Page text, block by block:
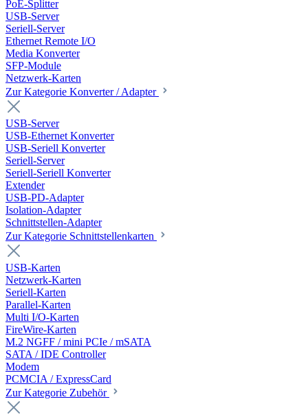
PoE-Splitter
USB-Server
Seriell-Server
Ethernet Remote I/O
Media Konverter
SFP-Module
Netzwerk-Karten
Zur Kategorie Konverter / Adapter
USB-Server
USB-Ethernet Konverter
USB-Seriell Konverter
Seriell-Server
Seriell-Seriell Konverter
Extender
USB-PD-Adapter
Isolation-Adapter
Schnittstellen-Adapter
Zur Kategorie Schnittstellenkarten
USB-Karten
Netzwerk-Karten
Seriell-Karten
Parallel-Karten
Multi I/O-Karten
FireWire-Karten
M.2 NGFF / mini PCIe / mSATA
SATA / IDE Controller
Modem
PCMCIA / ExpressCard
Zur Kategorie Zubehör